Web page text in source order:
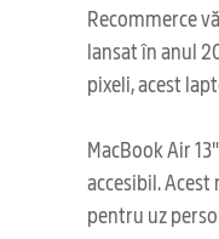
Recommerce
lansat în anul
pixeli, acest
MacBook Air
accesibil.
pentru uz